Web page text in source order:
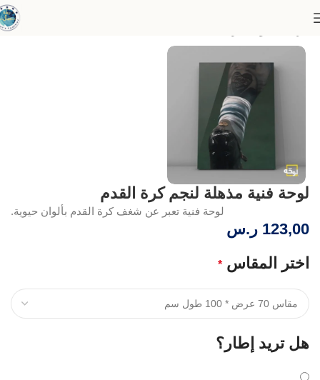
لوحة فنية مذهلة لنجم كرة القدم
لوحة فنية تعبر عن شغف كرة القدم بألوان حيوية.
123,00 ر.س
اختر المقاس *
هل تريد إطار؟